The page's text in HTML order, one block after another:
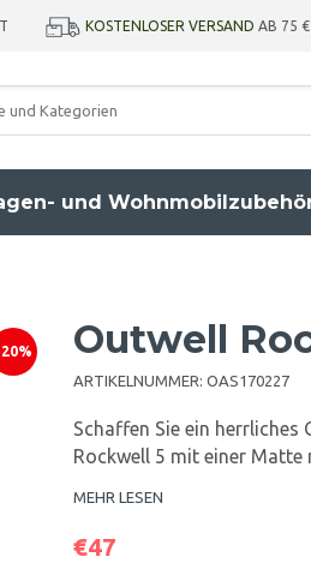
KOSTENLOSER VERSAND AB 75 €
und
Outwell
ARTIKELNUMMER: OAS170227
Schaffen Sie ein
Rockwell 5 mit einer
MEHR LESEN
€47